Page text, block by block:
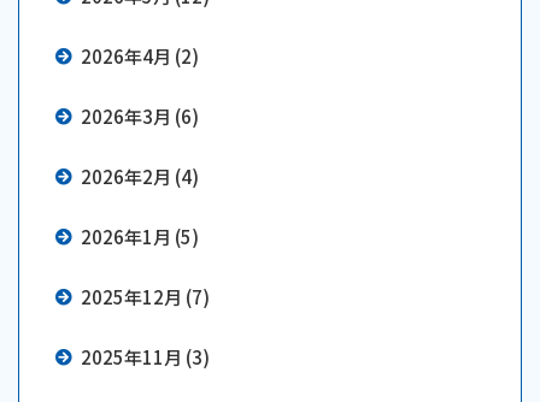
2026年4月 (2)
2026年3月 (6)
2026年2月 (4)
2026年1月 (5)
2025年12月 (7)
2025年11月 (3)